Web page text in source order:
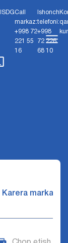
SDGCall
markaz:
+998 72
221 55
16
Ishonch
telefoni:
+998
72 226
68 10
Karera markazi